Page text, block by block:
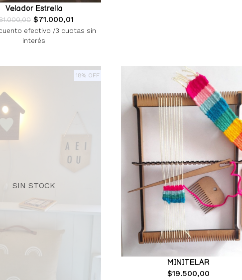
Velador Estrella
$71.000,01
efectivo /3 cuotas sin
interés
18% OFF
SIN STOCK
MINITELAR
$19.500,00